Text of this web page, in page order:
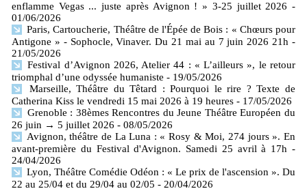
enflamme Vegas ... juste après Avignon ! » 3-25 juillet 2026 -
01/06/2026
Paris, Cartoucherie, Théâtre de l'Épée de Bois : « Chœurs pour
Antigone » - Sophocle, Vinaver. Du 21 mai au 7 juin 2026 21h -
21/05/2026
Festival d’Avignon 2026, Atelier 44 : « L’ailleurs », le retour
triomphal d’une odyssée humaniste - 19/05/2026
Marseille, Théâtre du Têtard : Pourquoi le rire ? Texte de
Catherina Kiss le vendredi 15 mai 2026 à 19 heures - 17/05/2026
Grenoble : 38èmes Rencontres du Jeune Théâtre Européen du
26 juin → 5 juillet 2026 - 08/05/2026
Avignon, théâtre de La Luna : « Rosy & Moi, 274 jours ». En
avant-première du Festival d'Avignon. Samedi 25 avril à 17h -
24/04/2026
Lyon, Théâtre Comédie Odéon : « Le prix de l'ascension ». Du
22 au 25/04 et du 29/04 au 02/05 - 20/04/2026